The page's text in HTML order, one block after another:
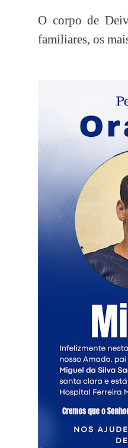
O corpo de
familiares, os